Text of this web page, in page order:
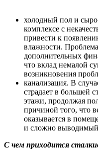
холодный пол и
комплексе с
привести к
влажности.
дополнительных
что вклад немалой
возникновения
канализация. В
страдает в большей
этажи, продолжая
причиной того, что
оказывается в
и сложно выводимый
С чем приходится